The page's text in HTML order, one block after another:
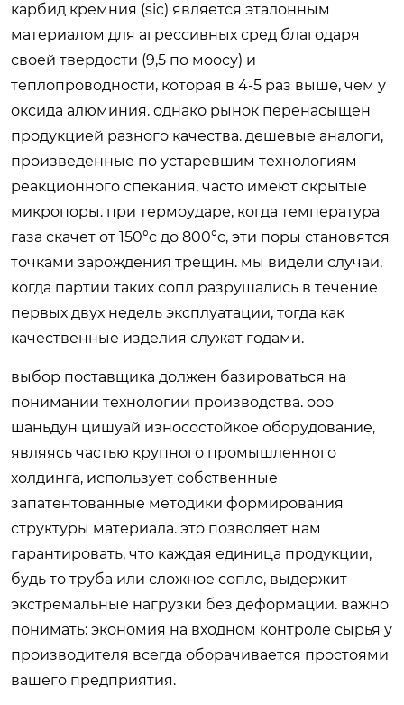
карбид кремния (sic) является эталонным
материалом для агрессивных сред благодаря
своей твердости (9,5 по моосу) и
теплопроводности, которая в 4-5 раз выше, чем у
оксида алюминия. однако рынок перенасыщен
продукцией разного качества. дешевые аналоги,
произведенные по устаревшим технологиям
реакционного спекания, часто имеют скрытые
микропоры. при термоударе, когда температура
газа скачет от 150°c до 800°c, эти поры становятся
точками зарождения трещин. мы видели случаи,
когда партии таких сопл разрушались в течение
первых двух недель эксплуатации, тогда как
качественные изделия служат годами.
выбор поставщика должен базироваться на
понимании технологии производства. ооо
шаньдун цишуай износостойкое оборудование,
являясь частью крупного промышленного
холдинга, использует собственные
запатентованные методики формирования
структуры материала. это позволяет нам
гарантировать, что каждая единица продукции,
будь то труба или сложное сопло, выдержит
экстремальные нагрузки без деформации. важно
понимать: экономия на входном контроле сырья у
производителя всегда оборачивается простоями
вашего предприятия.